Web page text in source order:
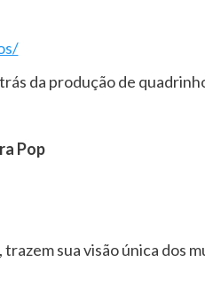
da produção de
Pop
sua visão única dos